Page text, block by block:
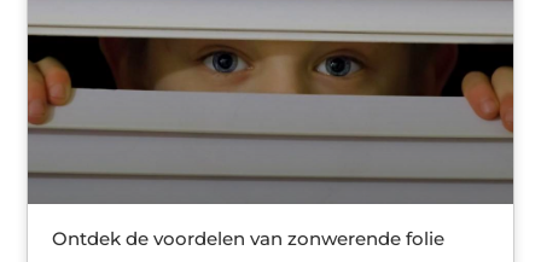
Ontdek de voordelen van zonwerende folie